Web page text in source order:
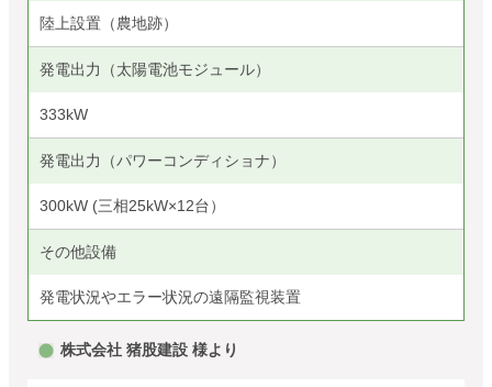
陸上設置（農地跡）
発電出力（太陽電池モジュール）
333kW
発電出力（パワーコンディショナ）
300kW (三相25kW×12台）
その他設備
発電状況やエラー状況の遠隔監視装置
株式会社 猪股建設 様より